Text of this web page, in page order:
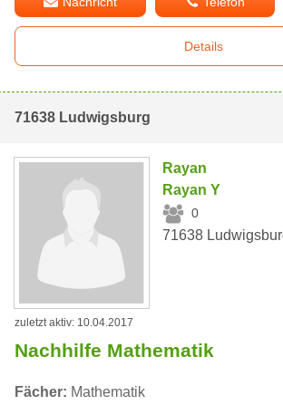
Details
71638 Ludwigsburg
Rayan
Rayan Y
0
71638
zuletzt aktiv: 10.04.2017
Nachhilfe Mathematik
Fächer: Mathematik